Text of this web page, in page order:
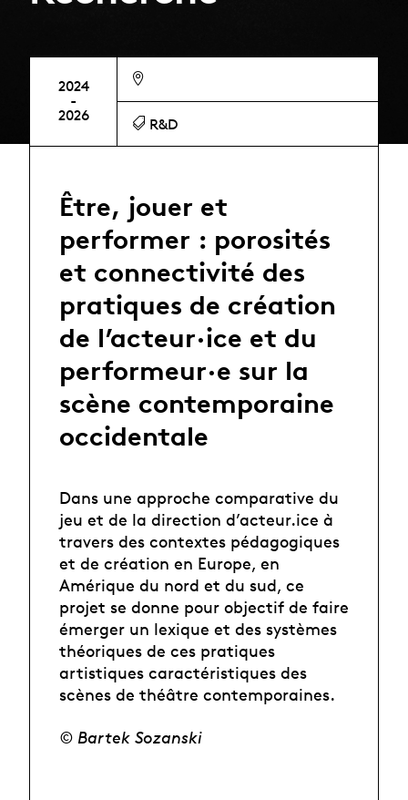
2024
-
2026
R&D
Être, jouer et
performer : porosités
et connectivité des
pratiques de création
de l’acteur·ice et du
performeur·e sur la
scène contemporaine
occidentale
Dans une approche comparative du
jeu et de la direction d’acteur.ice à
travers des contextes pédagogiques
et de création en Europe, en
Amérique du nord et du sud, ce
projet se donne pour objectif de faire
émerger un lexique et des systèmes
théoriques de ces pratiques
artistiques caractéristiques des
scènes de théâtre contemporaines.
© Bartek Sozanski